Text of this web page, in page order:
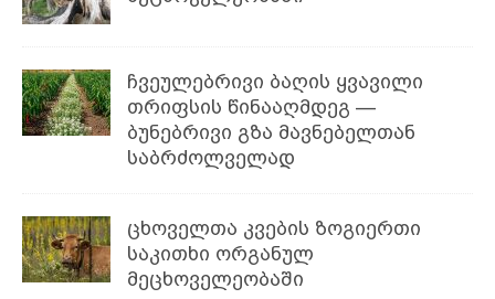
ჩვეულებრივი ბაღის ყვავილი
თრიფსის წინააღმდეგ —
ბუნებრივი გზა მავნებელთან
საბრძოლველად
ცხოველთა კვების ზოგიერთი
საკითხი ორგანულ
მეცხოველეობაში